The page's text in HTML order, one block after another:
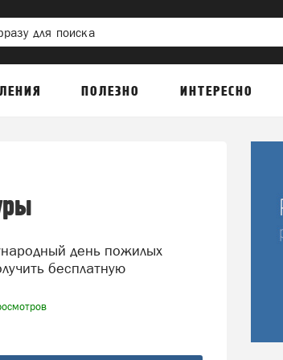
ПОЛЕЗНО ИНТЕРЕСНО
бесплатную